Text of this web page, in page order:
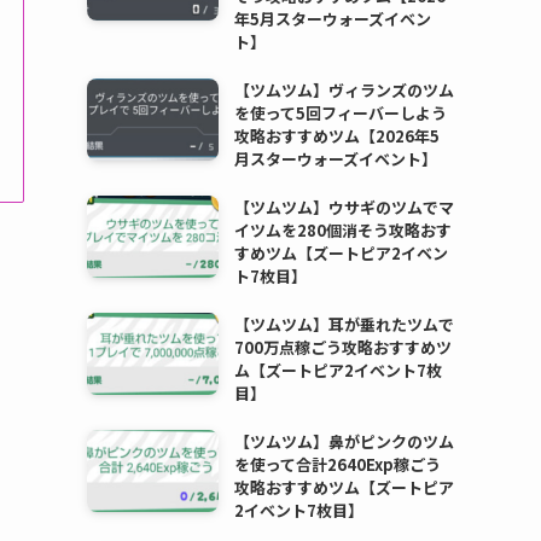
年5月スターウォーズイベン
ト】
【ツムツム】ヴィランズのツム
を使って5回フィーバーしよう
攻略おすすめツム【2026年5
月スターウォーズイベント】
【ツムツム】ウサギのツムでマ
イツムを280個消そう攻略おす
すめツム【ズートピア2イベン
ト7枚目】
【ツムツム】耳が垂れたツムで
700万点稼ごう攻略おすすめツ
ム【ズートピア2イベント7枚
目】
【ツムツム】鼻がピンクのツム
を使って合計2640Exp稼ごう
攻略おすすめツム【ズートピア
2イベント7枚目】